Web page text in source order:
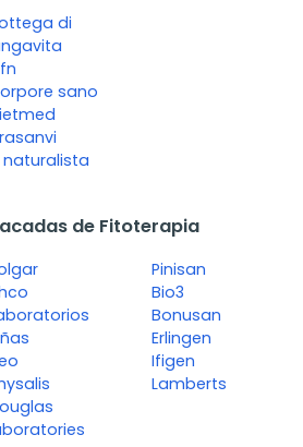
di
sano
naturalista
de Fitoterapia
Pinisan
Bio3
Bonusan
Erlingen
Ifigen
Lamberts